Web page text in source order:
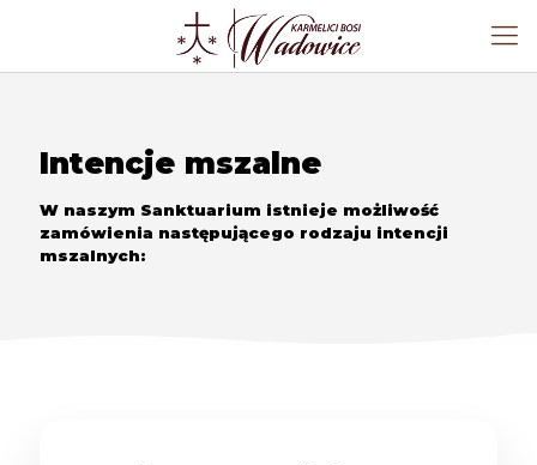
Intencje mszalne
W naszym Sanktuarium istnieje możliwość
zamówienia następującego rodzaju intencji
mszalnych: